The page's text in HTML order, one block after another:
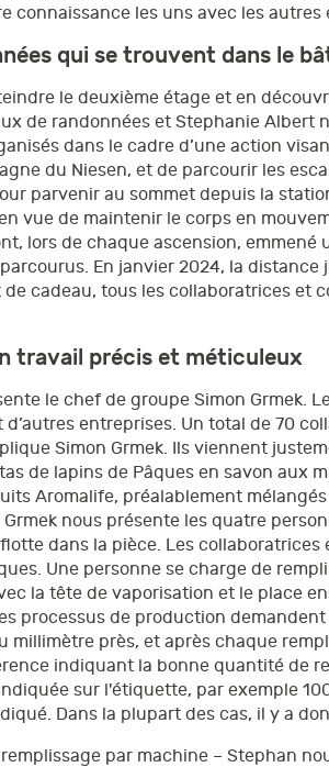
connaissance les uns avec les autres
qui se trouvent dans le
le deuxième étage et en
de randonnées et Stephanie
dans le cadre d’une action
du Niesen, et de parcourir les
parvenir au sommet depuis la
vue de maintenir le corps en
lors de chaque ascension,
En janvier 2024, la distance
cadeau, tous les collaboratrices et
travail précis et méticuleux
le chef de groupe Simon Grmek.
entreprises. Un total de 70
Simon Grmek. Ils viennent
de lapins de Pâques en savon aux
Aromalife, préalablement
nous présente les quatre
dans la pièce. Les
Une personne se charge de
la tête de vaporisation et le place
processus de production
près, et après chaque
indiquant la bonne quantité de
sur l'étiquette, par exemple
Dans la plupart des cas, il y a
par machine – Stephan